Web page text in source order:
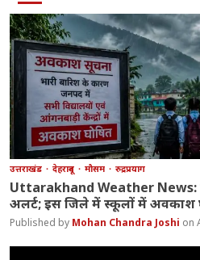
उत्तराखंड देहरादून मौसम रुद्रप्रयाग
Uttarakhand Weather News:
अलर्ट; इस जिले में स्कूलों में अवकाश
Mohan Chandra Joshi